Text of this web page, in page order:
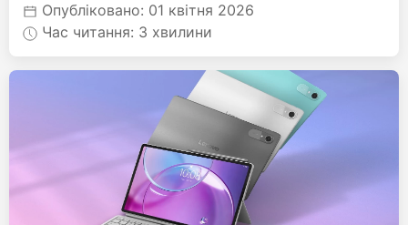
Опубліковано: 01 квітня 2026
Час читання: 3 хвилини